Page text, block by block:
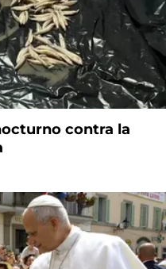
contra la